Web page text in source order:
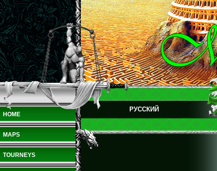
HOME
MAPS
TOURNEYS
РУССКИЙ